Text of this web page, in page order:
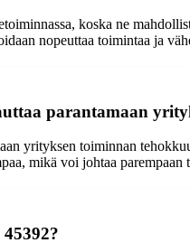
koska ne
nopeuttaa toimintaa ja
parantamaan
yrityksen toiminnan
mikä voi johtaa